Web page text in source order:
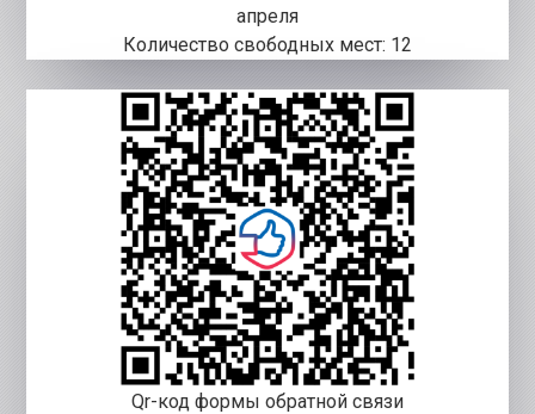
апреля
Количество свободных мест: 12
Qr-код формы обратной связи